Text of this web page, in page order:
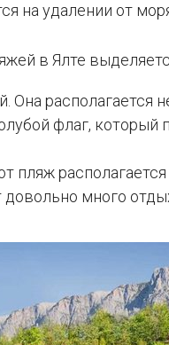
на удалении от
в Ялте
Она располагается
флаг,
пляж
много